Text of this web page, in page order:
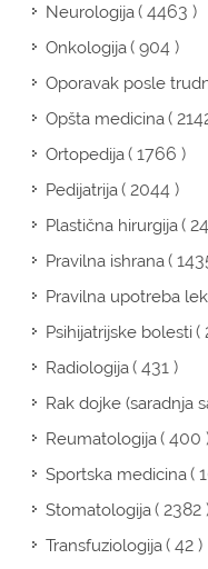
Neurologija( 4463 )
Onkologija( 904 )
Oporavak posle
Opšta medicina(
Ortopedija( 1766 )
Pedijatrija( 2044 )
Plastična hirurgija(
Pravilna ishrana(
Pravilna upotreba
Psihijatrijske bolesti(
Radiologija( 431 )
Rak dojke (saradnja
Reumatologija( 400
Sportska medicina(
Stomatologija( 2382
Transfuziologija( 42 )